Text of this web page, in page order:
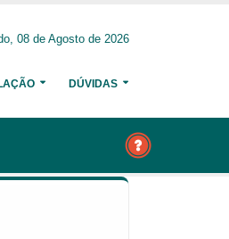
08 de Agosto de 2026
DÚVIDAS